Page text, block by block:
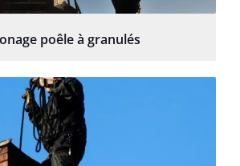
poêle à granulés